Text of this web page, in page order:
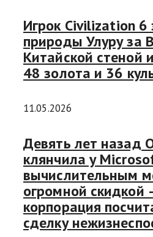
Игрок Civilization 6
природы Улуру за
Китайской стеной
48 золота и 36
11.05.2026
Девять лет назад
клянчила у
вычислительным
огромной скидкой
корпорация
сделку